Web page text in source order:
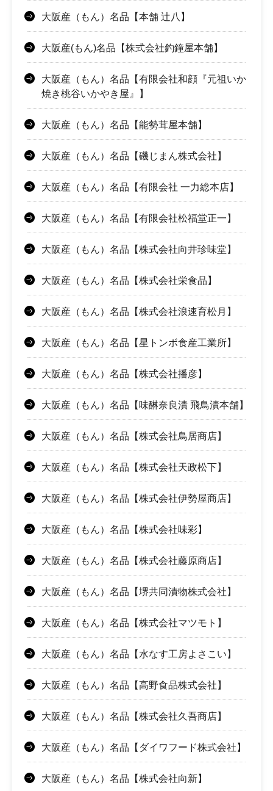
大阪産（もん）名品【本舗 辻八】
大阪産(もん)名品【株式会社釣鐘屋本舗】
大阪産（もん）名品【有限会社和顔『元祖いか
焼き桃谷いかやき屋』】
大阪産（もん）名品【能勢茸屋本舗】
大阪産（もん）名品【磯じまん株式会社】
大阪産（もん）名品【有限会社 一力総本店】
大阪産（もん）名品【有限会社松福堂正一】
大阪産（もん）名品【株式会社向井珍味堂】
大阪産（もん）名品【株式会社栄食品】
大阪産（もん）名品【株式会社浪速育松月】
大阪産（もん）名品【星トンボ食産工業所】
大阪産（もん）名品【株式会社播彦】
大阪産（もん）名品【味醂奈良漬 飛鳥漬本舗】
大阪産（もん）名品【株式会社鳥居商店】
大阪産（もん）名品【株式会社天政松下】
大阪産（もん）名品【株式会社伊勢屋商店】
大阪産（もん）名品【株式会社味彩】
大阪産（もん）名品【株式会社藤原商店】
大阪産（もん）名品【堺共同漬物株式会社】
大阪産（もん）名品【株式会社マツモト】
大阪産（もん）名品【水なす工房よさこい】
大阪産（もん）名品【高野食品株式会社】
大阪産（もん）名品【株式会社久吾商店】
大阪産（もん）名品【ダイワフード株式会社】
大阪産（もん）名品【株式会社向新】